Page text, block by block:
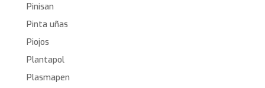
Pinisan
Pinta uñas
Piojos
Plantapol
Plasmapen